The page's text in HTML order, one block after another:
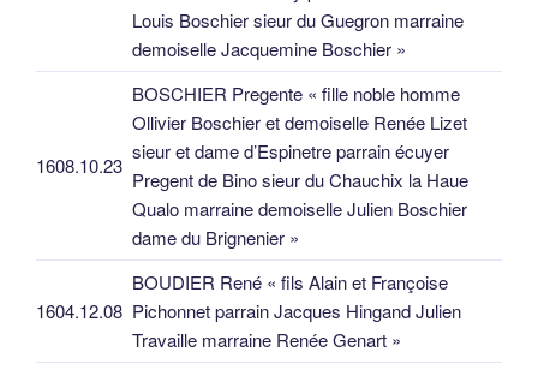
Louis Boschier sieur du Guegron marraine
demoiselle Jacquemine Boschier »
1608.10.23
BOSCHIER Pregente « fille noble homme
Ollivier Boschier et demoiselle Renée Lizet
sieur et dame d’Espinetre parrain écuyer
Pregent de Bino sieur du Chauchix la Haue
Qualo marraine demoiselle Julien Boschier
dame du Brignenier »
1604.12.08
BOUDIER René « fils Alain et Françoise
Pichonnet parrain Jacques Hingand Julien
Travaille marraine Renée Genart »